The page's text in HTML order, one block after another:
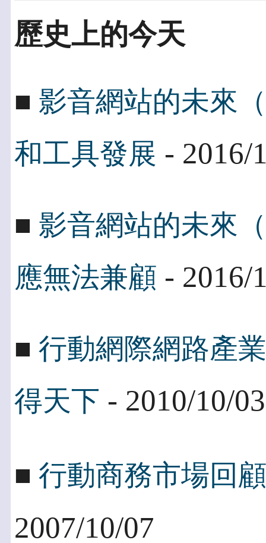
歷史上的今天
■ 影音網站的未來
和工具發展 - 2016/
■ 影音網站的未來
應無法兼顧 - 2016/
■ 行動網際網路產
得天下 - 2010/10/03
■ 行動商務市場回
2007/10/07